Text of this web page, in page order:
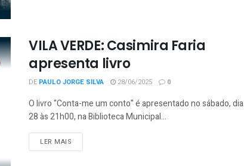
VILA VERDE: Casimira Faria
apresenta livro
DE PAULO JORGE SILVA 28/06/2025 0
O livro "Conta-me um conto" é apresentado no sábado, dia
28 às 21h00, na Biblioteca Municipal...
LER MAIS